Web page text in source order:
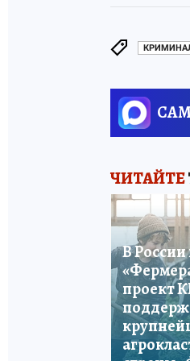
ЧИТАЙТЕ
В России
проект